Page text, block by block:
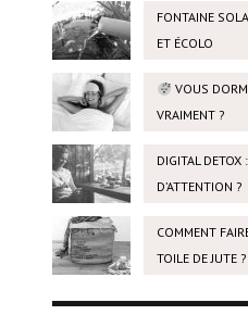
FONTAINE
ET ÉCOLO
VOUS
VRAIMENT ?
DIGITAL DETOX
D’ATTENTION ?
COMMENT
TOILE DE JUTE ?